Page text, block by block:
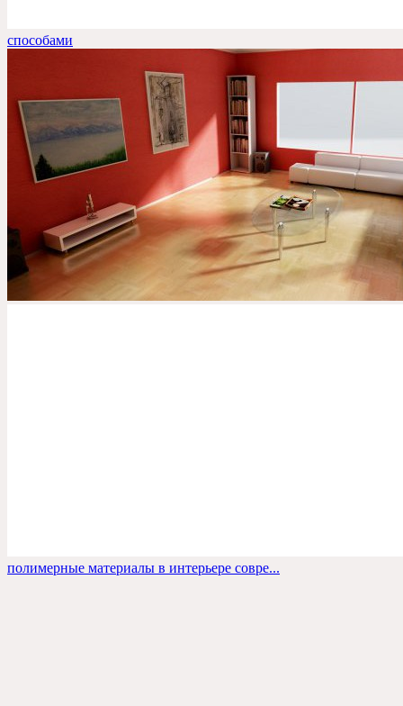
способами
полимерные материалы в интерьере совре...